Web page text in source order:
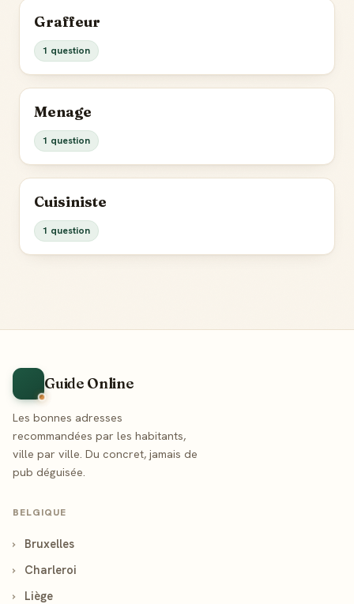
Graffeur
1 question
Menage
1 question
Cuisiniste
1 question
Guide Online
Les bonnes adresses
recommandées par les habitants,
ville par ville. Du concret, jamais de
pub déguisée.
BELGIQUE
›
Bruxelles
›
Charleroi
›
Liège